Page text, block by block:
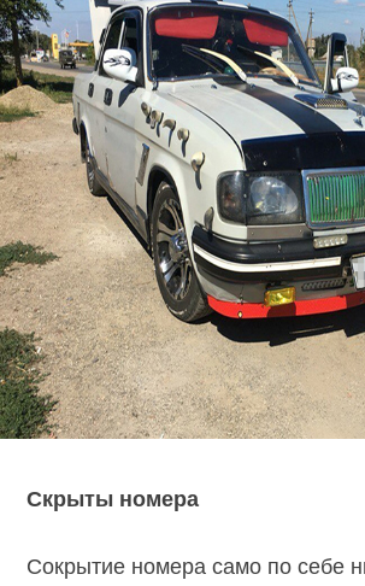
Скрыты номера
Сокрытие номера само по себе